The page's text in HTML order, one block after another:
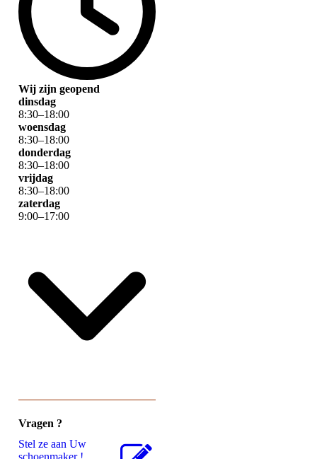
Wij zijn geopend
dinsdag
8:30–18:00
woensdag
8:30–18:00
donderdag
8:30–18:00
vrijdag
8:30–18:00
zaterdag
9:00–17:00
Vragen ?
Stel ze aan Uw